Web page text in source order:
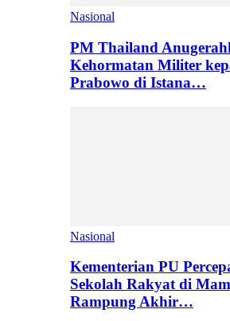
Nasional
PM Thailand
Kehormatan Militer
Prabowo di Istana…
Nasional
Kementerian PU
Sekolah Rakyat di
Rampung Akhir…